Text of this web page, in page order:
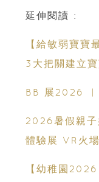
延伸閱讀 :
【給敏弱寶寶
3大把關建立
BB 展2026 ︳
2026暑假親子
體驗展 VR火
【幼稚園